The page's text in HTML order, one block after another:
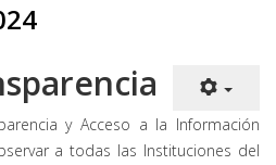
y Acceso a la Información
a todas las Instituciones del